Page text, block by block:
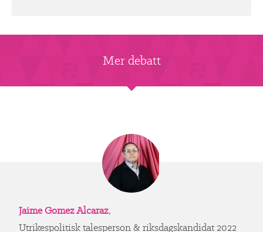
Mer debatt
Jaime Gomez Alcaraz,
Utrikespolitisk talesperson & riksdagskandidat 2022